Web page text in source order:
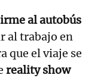
al autobús
al trabajo en
que el viaje se
reality show